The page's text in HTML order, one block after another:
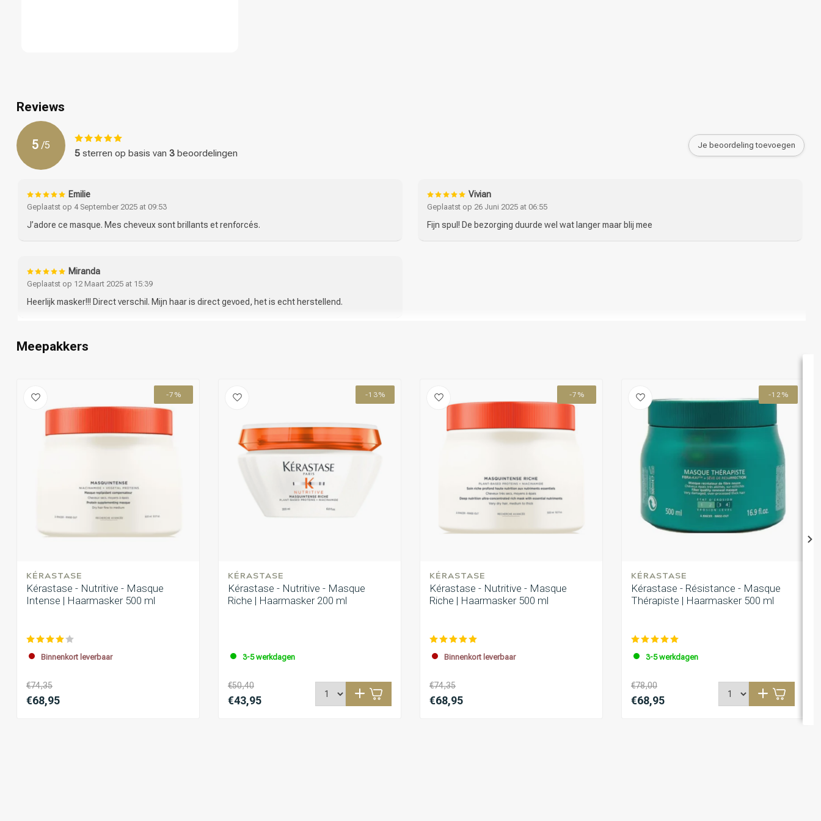
Reviews
5 /5
5 sterren op basis van 3 beoordelingen
Je beoordeling toevoegen
Emilie
Geplaatst op 4 September 2025 at 09:53
J’adore ce masque. Mes cheveux sont brillants et renforcés.
Vivian
Geplaatst op 26 Juni 2025 at 06:55
Fijn spul! De bezorging duurde wel wat langer maar blij mee
Miranda
Geplaatst op 12 Maart 2025 at 15:39
Heerlijk masker!!! Direct verschil. Mijn haar is direct gevoed, het is echt herstellend.
Meepakkers
-7%
KÉRASTASE
Kérastase - Nutritive - Masque
Intense | Haarmasker 500 ml
Binnenkort leverbaar
€74,35
€68,95
-13%
KÉRASTASE
Kérastase - Nutritive - Masque
Riche | Haarmasker 200 ml
3-5 werkdagen
€50,40
€43,95
-7%
KÉRASTASE
Kérastase - Nutritive - Masque
Riche | Haarmasker 500 ml
Binnenkort leverbaar
€74,35
€68,95
-12%
KÉRASTASE
Kérastase - Résistance - Masque
Thérapiste | Haarmasker 500 ml
3-5 werkdagen
€78,00
€68,95